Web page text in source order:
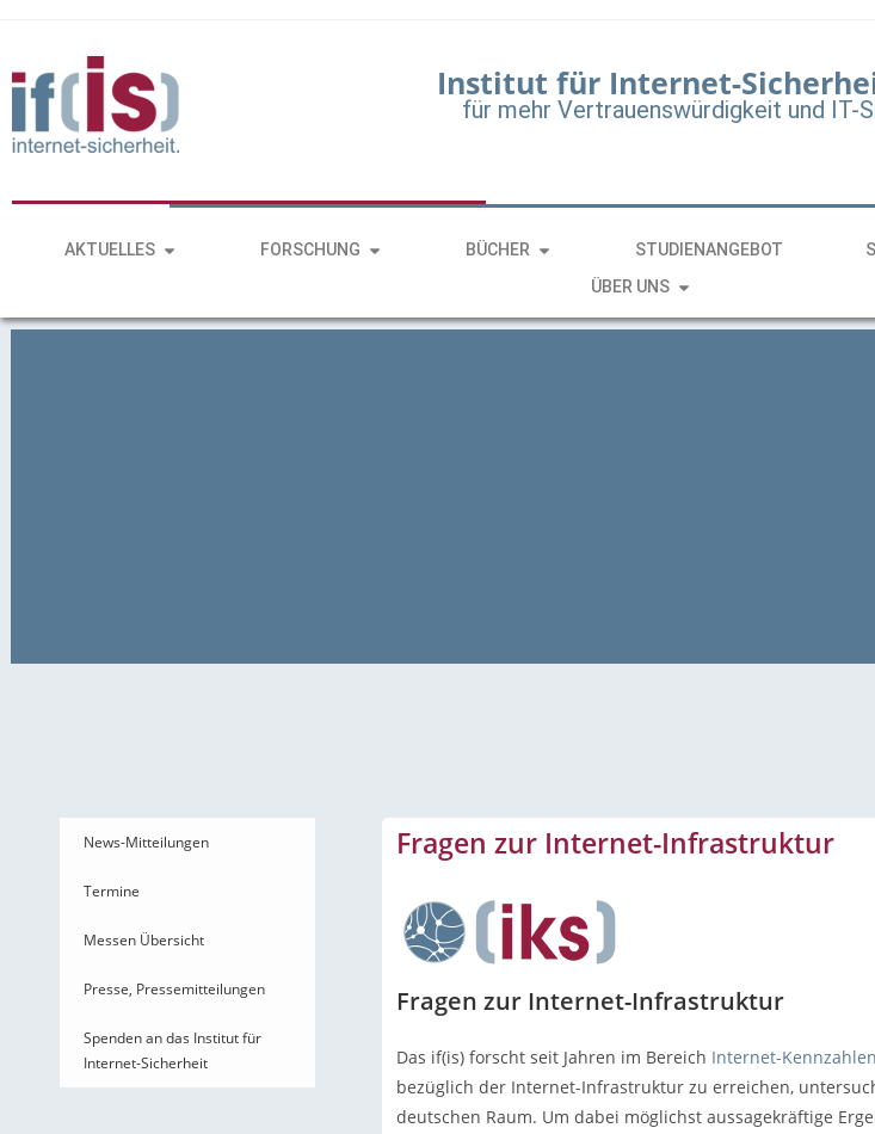
Institut für Internet-
für mehr Vertrauenswürdigkeit und IT-
AKTUELLES FORSCHUNG BÜCHER STUDIENANGEBOT
ÜBER UNS
News-Mitteilungen
Termine
Messen Übersicht
Presse, Pressemitteilungen
Spenden an das Institut für
Internet-Sicherheit
Fragen zur Internet-Infrastruktur
Fragen zur Internet-Infrastruktur
Das if(is) forscht seit Jahren im Bereich Internet-Kennzahlen
bezüglich der Internet-Infrastruktur zu erreichen,
deutschen Raum. Um dabei möglichst aussagekräftige